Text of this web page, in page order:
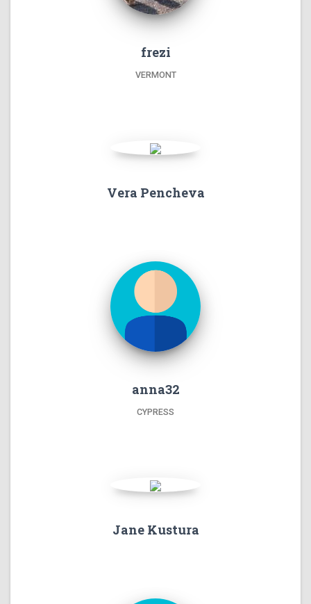
frezi
VERMONT
Vera Pencheva
anna32
CYPRESS
Jane Kustura